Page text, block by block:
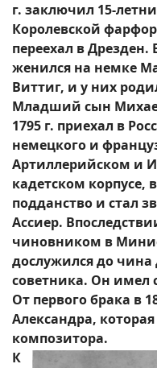
г. заключил 15-
Королевской
переехал в
женился на немке
Виттиг, и у них
Младший сын
1795 г. приехал в
немецкого и
Артиллерийском и
кадетском корпусе,
подданство и стал
Ассиер.
чиновником в
дослужился до чина
советника. Он имел
От первого брака в
Александра,
композитора.
К